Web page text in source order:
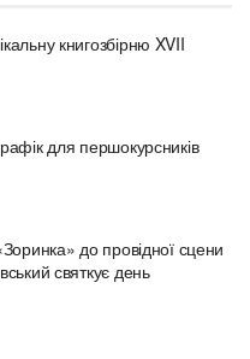
книгозбірню XVII
для першокурсників
до провідної сцени
святкує день